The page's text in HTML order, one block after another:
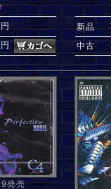
円
新品
中古
発売